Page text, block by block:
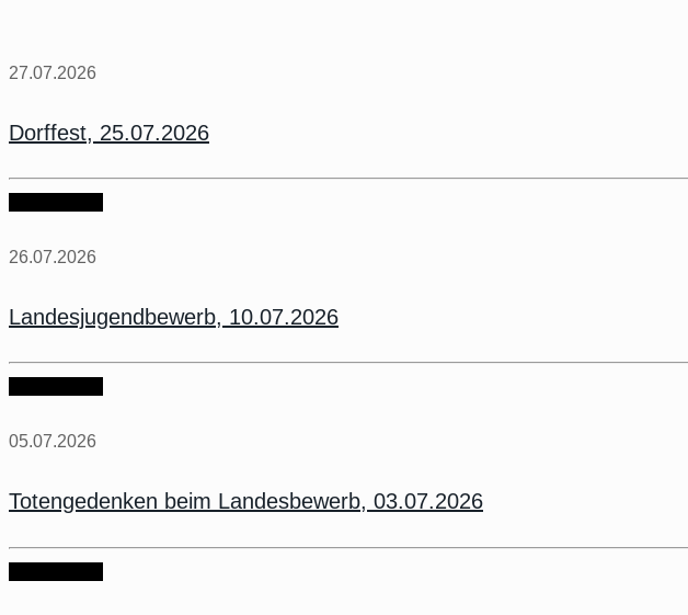
27.07.2026
Dorffest, 25.07.2026
26.07.2026
Landesjugendbewerb, 10.07.2026
05.07.2026
Totengedenken beim Landesbewerb, 03.07.2026